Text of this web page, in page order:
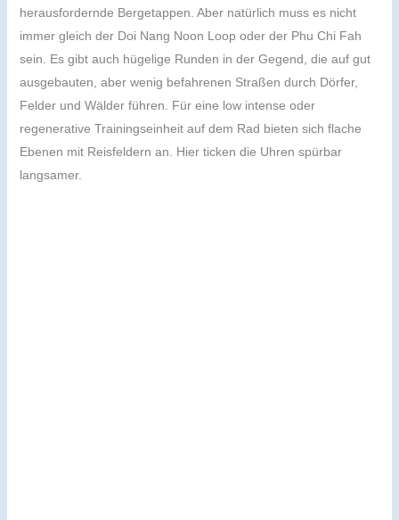
herausfordernde Bergetappen. Aber natürlich muss es nicht
immer gleich der Doi Nang Noon Loop oder der Phu Chi Fah
sein. Es gibt auch hügelige Runden in der Gegend, die auf gut
ausgebauten, aber wenig befahrenen Straßen durch Dörfer,
Felder und Wälder führen. Für eine low intense oder
regenerative Trainingseinheit auf dem Rad bieten sich flache
Ebenen mit Reisfeldern an. Hier ticken die Uhren spürbar
langsamer.